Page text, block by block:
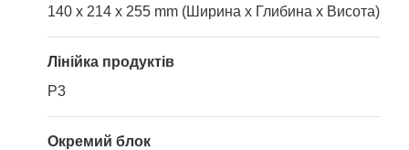
140 x 214 x 255 mm (Ширина x Глибина x Висота)
Лінійка продуктів
P3
Окремий блок